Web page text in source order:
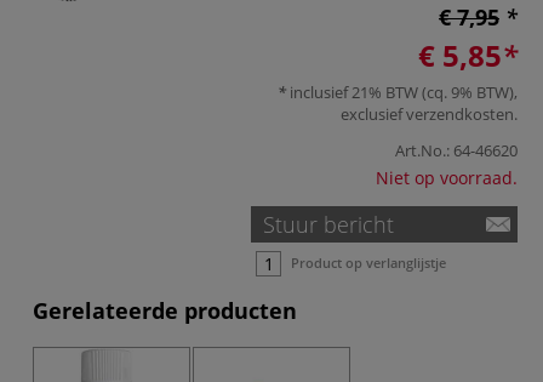
€ 7,95
€ 5,85
inclusief 21% BTW (cq. 9% BTW),
exclusiefverzendkosten.
Art.No.: 64-46620
Niet op voorraad.
Stuur bericht
Product op verlanglijstje
Gerelateerde producten